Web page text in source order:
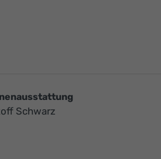
Schwarz